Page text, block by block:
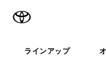
ラインアップ